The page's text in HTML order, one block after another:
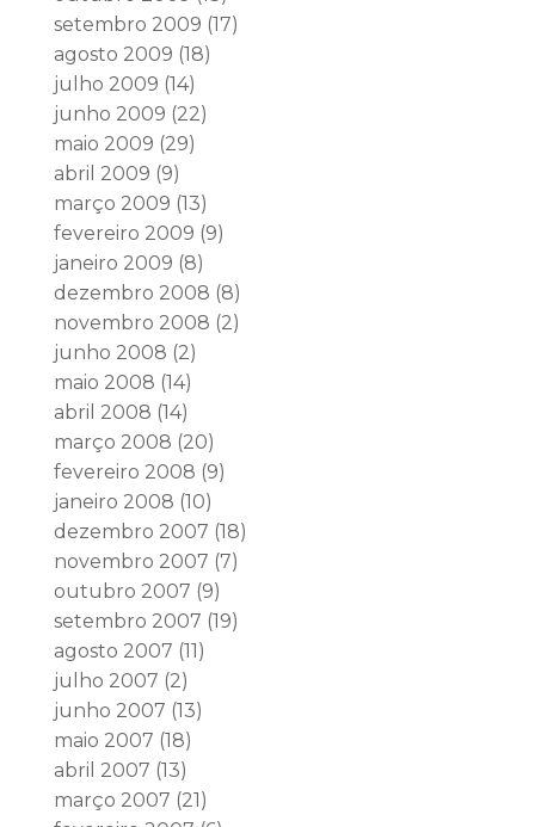
setembro 2009 (17)
agosto 2009 (18)
julho 2009 (14)
junho 2009 (22)
maio 2009 (29)
abril 2009 (9)
março 2009 (13)
fevereiro 2009 (9)
janeiro 2009 (8)
dezembro 2008 (8)
novembro 2008 (2)
junho 2008 (2)
maio 2008 (14)
abril 2008 (14)
março 2008 (20)
fevereiro 2008 (9)
janeiro 2008 (10)
dezembro 2007 (18)
novembro 2007 (7)
outubro 2007 (9)
setembro 2007 (19)
agosto 2007 (11)
julho 2007 (2)
junho 2007 (13)
maio 2007 (18)
abril 2007 (13)
março 2007 (21)